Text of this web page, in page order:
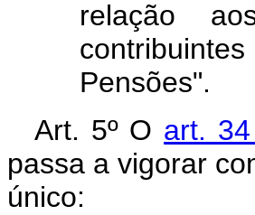
relação
Pensões".
Art. 5º O art.
passa a vigorar
único: